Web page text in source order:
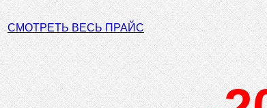
СМОТРЕТЬ ВЕСЬ ПРАЙС